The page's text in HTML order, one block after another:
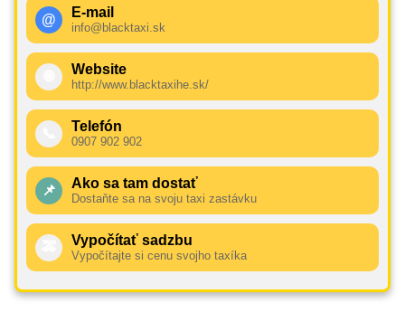
@ E-mail
info@blacktaxi.sk
Website
http://www.blacktaxihe.sk/
Telefón
0907 902 902
📌 Ako sa tam dostať
Dostaňte sa na svoju taxi zastávku
Vypočítať sadzbu
Vypočítajte si cenu svojho taxíka